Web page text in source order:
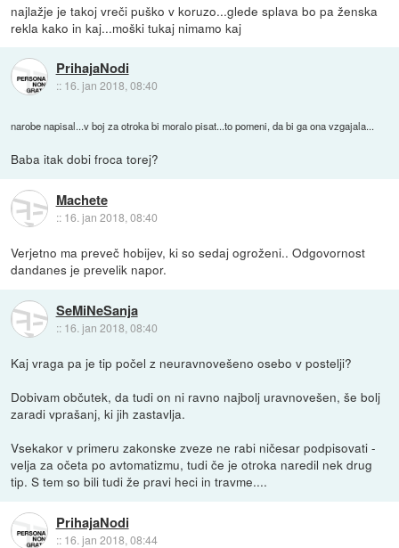
najlažje je takoj vreči puško v koruzo...glede splava bo pa ženska
rekla kako in kaj...moški tukaj nimamo kaj
PrihajaNodi
:: 16. jan 2018, 08:40
narobe napisal...v boj za otroka bi moralo pisat...to pomeni, da bi ga ona vzgajala...
Baba itak dobi froca torej?
Machete
:: 16. jan 2018, 08:40
Verjetno ma preveč hobijev, ki so sedaj ogroženi.. Odgovornost
dandanes je prevelik napor.
SeMiNeSanja
:: 16. jan 2018, 08:40
Kaj vraga pa je tip počel z neuravnovešeno osebo v postelji?
Dobivam občutek, da tudi on ni ravno najbolj uravnovešen, še bolj
zaradi vprašanj, ki jih zastavlja.
Vsekakor v primeru zakonske zveze ne rabi ničesar podpisovati -
velja za očeta po avtomatizmu, tudi če je otroka naredil nek drug
tip. S tem so bili tudi že pravi heci in travme....
PrihajaNodi
:: 16. jan 2018, 08:44